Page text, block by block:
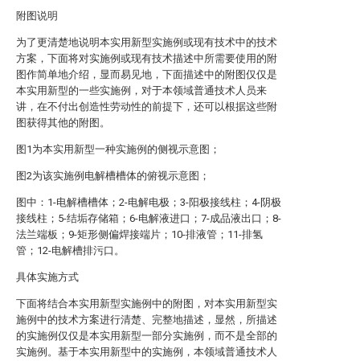
附图说明
为了更清楚地说明本实用新型实施例或现有技术中的技术
方案，下面将对实施例或现有技术描述中所需要使用的附
图作简单地介绍，显而易见地，下面描述中的附图仅仅是
本实用新型的一些实施例，对于本领域普通技术人员来
讲，在不付出创造性劳动性的前提下，还可以根据这些附
图获得其他的附图。
图1为本实用新型一种实施例的侧视示意图；
图2为该实施例电解槽槽体的俯视示意图；
图中：1-电解槽槽体；2-电解电极；3-阳极接线柱；4-阴极
接线柱；5-结垢存储箱；6-电解液进口；7-成品液出口；8-
法兰端板；9-矩形侧偏焊接端片；10-排液管；11-排氢
管；12-电解槽排污口。
具体实施方式
下面将结合本实用新型实施例中的附图，对本实用新型实
施例中的技术方案进行清楚、完整地描述，显然，所描述
的实施例仅仅是本实用新型一部分实施例，而不是全部的
实施例。基于本实用新型中的实施例，本领域普通技术人